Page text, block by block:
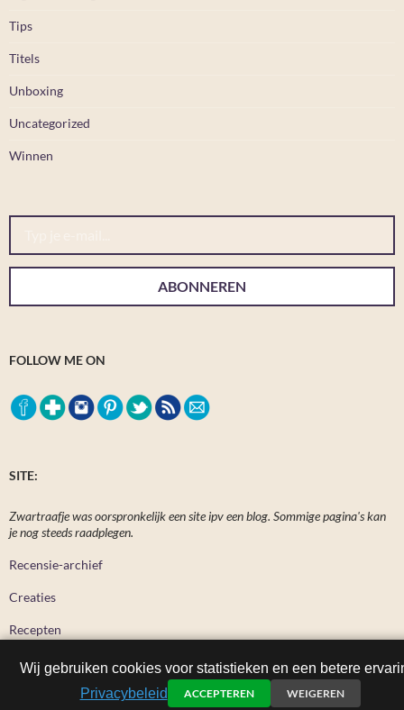
Tips
Titels
Unboxing
Uncategorized
Winnen
Typ je e-mail...
ABONNEREN
FOLLOW ME ON
SITE:
Zwartraafje was oorspronkelijk een site ipv een blog. Sommige pagina's kan
je nog steeds raadplegen.
Recensie-archief
Creaties
Recepten
Wij gebruiken cookies voor statistieken en een betere
Privacybeleid
ACCEPTEREN WEIGEREN